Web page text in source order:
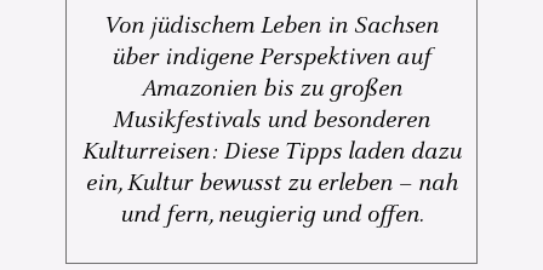
Von jüdischem Leben in Sachsen
über indigene Perspektiven auf
Amazonien bis zu großen
Musikfestivals und besonderen
Kulturreisen: Diese Tipps laden dazu
ein, Kultur bewusst zu erleben – nah
und fern, neugierig und offen.